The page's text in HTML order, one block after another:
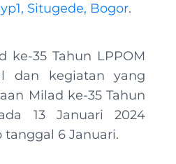
Situgede, Bogor.
ke-35 Tahun LPPOM
dan kegiatan yang
Milad ke-35 Tahun
13 Januari 2024
6 Januari.